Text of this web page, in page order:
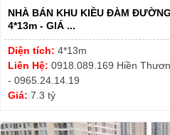
NHÀ BÁN KHU KIỀU ĐÀM
4*13m - GIÁ ...
Diện tích: 4*13m
Liên Hệ: 0918.089.169 Hiền
- 0965.24.14.19
Giá: 7.3 tỷ